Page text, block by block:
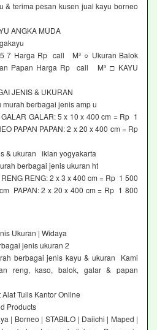
& terima pesan kusen jual kayu borneo
ANGKA MUDA
7 Harga Rp call M³ ○ Ukuran Balok
Papan Harga Rp call M³ □ KAYU
JENIS & UKURAN
berbagai jenis amp u
GALAR: 5 x 10 x 400 cm = Rp 1
PAPAN PAPAN: 2 x 20 x 400 cm = Rp
& ukuran iklan yogyakarta
berbagai jenis ukuran ht
RENG: 2 x 3 x 400 cm = Rp 1 500
PAPAN: 2 x 20 x 400 cm = Rp 1 800
Ukuran | Widaya
jenis ukuran 2
berbagai jenis kayu & ukuran Kami
reng, kaso, balok, galar & papan
Tulis Kantor Online
Products
| Borneo | STABILO | Daiichi | Maped |